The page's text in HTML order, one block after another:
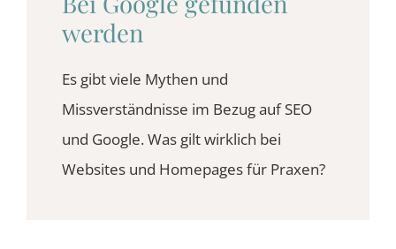
werden
Es gibt viele Mythen und
Missverständnisse im Bezug auf SEO
und Google. Was gilt wirklich bei
Websites und Homepages für Praxen?